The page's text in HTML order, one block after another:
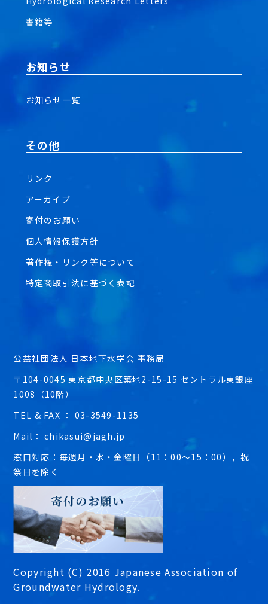
書籍等
お知らせ
お知らせ一覧
その他
リンク
アーカイブ
寄付のお願い
個人情報保護方針
著作権・リンク等について
特定商取引法に基づく表記
公益社団法人 日本地下水学会 事務局
〒104-0045 東京都中央区築地2-15-15 セントラル東銀座
1008（10階）
TEL & FAX ： 03-3549-1135
Mail： chikasui@jagh.jp
窓口対応：毎週月・水・金曜日（11：00～15：00），祝
祭日を除く
Copyright (C) 2016 Japanese Association of
Groundwater Hydrology.